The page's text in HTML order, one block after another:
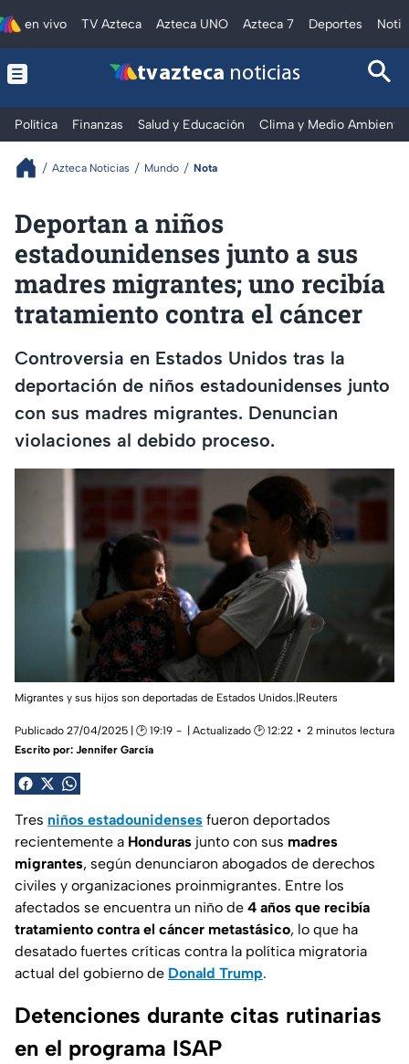
en vivo TV Azteca Azteca UNO Azteca 7 Deportes
tv azteca noticias
Política Finanzas Salud y Educación Clima y Medio Ambiente
Azteca Noticias Mundo Nota
Deportan a niños
estadounidenses junto a sus
madres migrantes; uno recibía
tratamiento contra el cáncer
Controversia en Estados Unidos tras la
deportación de niños estadounidenses junto
con sus madres migrantes. Denuncian
violaciones al debido proceso.
Migrantes y sus hijos son deportadas de Estados Unidos.|Reuters
Publicado 27/04/2025 | 🕑 19:19 | Actualizado 🕑 12:22
2 minutos lectura
Escrito por: Jennifer García
Tres niños estadounidenses fueron deportados
recientemente a Honduras junto con sus madres
migrantes, según denunciaron abogados de derechos
civiles y organizaciones proinmigrantes. Entre los
afectados se encuentra un niño de 4 años que recibía
tratamiento contra el cáncer metastásico, lo que ha
desatado fuertes críticas contra la política migratoria
actual del gobierno de Donald Trump.
Detenciones durante citas rutinarias
en el programa ISAP